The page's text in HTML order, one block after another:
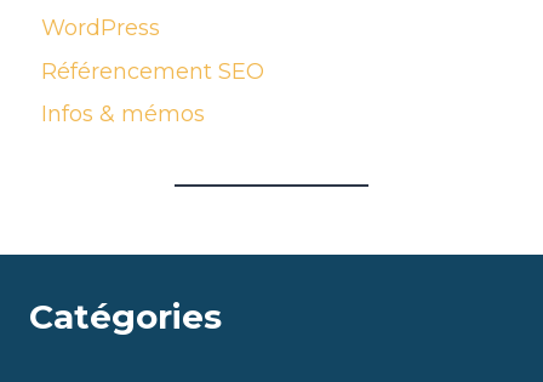
WordPress
Référencement SEO
Infos & mémos
Catégories